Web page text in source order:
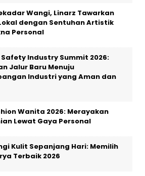
Wangi, Linarz Tawarkan
dengan Sentuhan Artistik
Personal
Safety Industry Summit 2026:
Jalur Baru Menuju
Industri yang Aman dan
Wanita 2026: Merayakan
Lewat Gaya Personal
Kulit Sepanjang Hari: Memilih
Terbaik 2026